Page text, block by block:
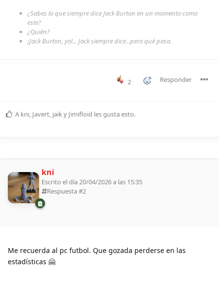
¿Sabes lo que siempre dice Jack Burton en un momento como
este?
¿Quién?
¡Jack Burton, yo!... Jack siempre dice...pero qué pasa.
2 Responder
A kni, Javert, jaiky Jimifloid les gusta esto.
kni
Escrito el día 20/04/2026 a las 15:35
Respuesta #2
Me recuerda al pc futbol. Que gozada perderse en las
estadísticas 🤗